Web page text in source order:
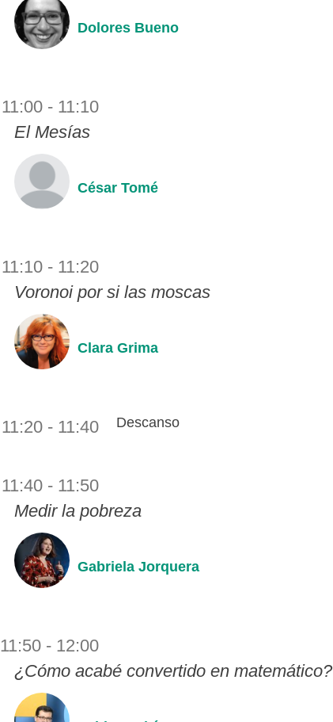
Dolores Bueno
11:00 - 11:10
El Mesías
César Tomé
11:10 - 11:20
Voronoi por si las moscas
Clara Grima
11:20 - 11:40 Descanso
11:40 - 11:50
Medir la pobreza
Gabriela Jorquera
11:50 - 12:00
¿Cómo acabé convertido en matemático?